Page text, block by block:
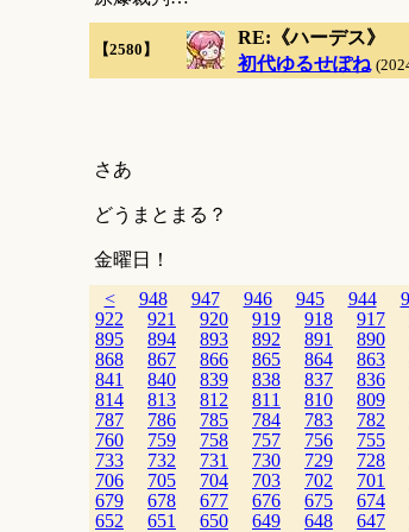
【2580】
RE:《ハーデス》
初代ゆるせぽね
さあ
どうまとまる？
金曜日！
<
948 947 946 945 944
922
921 920 919 918 917
895
894 893 892 891 890
868
867 866 865 864 863
841
840 839 838 837 836
814
813 812 811 810 809
787
786 785 784 783 782
760
759 758 757 756 755
733
732 731 730 729 728
706
705 704 703 702 701
679
678 677 676 675 674
652
651 650 649 648 647